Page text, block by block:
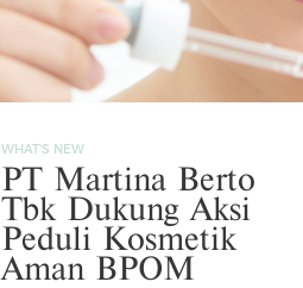
WHAT'S NEW
PT Martina Berto
Tbk Dukung Aksi
Peduli Kosmetik
Aman BPOM